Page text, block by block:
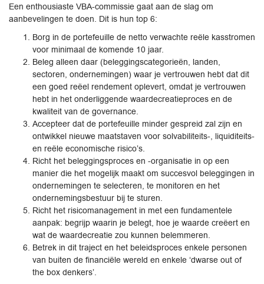
Een enthousiaste VBA-commissie gaat aan de slag om
aanbevelingen te doen. Dit is hun top 6:
Borg in de portefeuille de netto verwachte reële kasstromen
voor minimaal de komende 10 jaar.
Beleg alleen daar (beleggingscategorieën, landen,
sectoren, ondernemingen) waar je vertrouwen hebt dat dit
een goed reëel rendement oplevert, omdat je vertrouwen
hebt in het onderliggende waardecreatieproces en de
kwaliteit van de governance.
Accepteer dat de portefeuille minder gespreid zal zijn en
ontwikkel nieuwe maatstaven voor solvabiliteits-, liquiditeits-
en reële economische risico’s.
Richt het beleggingsproces en -organisatie in op een
manier die het mogelijk maakt om succesvol beleggingen in
ondernemingen te selecteren, te monitoren en het
ondernemingsbestuur bij te sturen.
Richt het risicomanagement in met een fundamentele
aanpak: begrijp waarin je belegt, hoe je waarde creëert en
wat de waardecreatie zou kunnen belemmeren.
Betrek in dit traject en het beleidsproces enkele personen
van buiten de financiële wereld en enkele ‘dwarse out of
the box denkers’.